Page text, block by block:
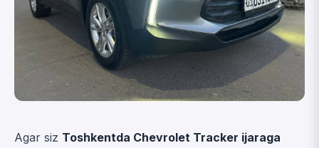
Agar siz Toshkentda Chevrolet Tracker ijaraga